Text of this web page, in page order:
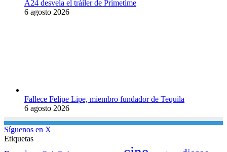
A24 desvela el tráiler de Primetime
6 agosto 2026
Fallece Felipe Lipe, miembro fundador de Tequila
6 agosto 2026
Síguenos en X
Etiquetas